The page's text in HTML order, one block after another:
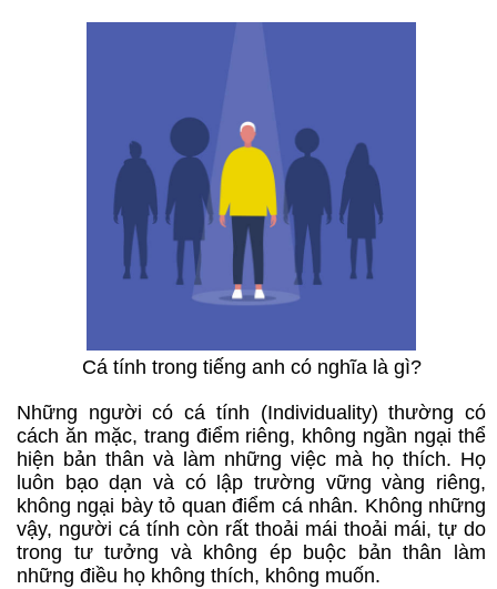
Cá tính trong tiếng anh có nghĩa là gì?
Những người có cá tính (Individuality) thường có
cách ăn mặc, trang điểm riêng, không ngần ngại thể
hiện bản thân và làm những việc mà họ thích. Họ
luôn bạo dạn và có lập trường vững vàng riêng,
không ngại bày tỏ quan điểm cá nhân. Không những
vậy, người cá tính còn rất thoải mái thoải mái, tự do
trong tư tưởng và không ép buộc bản thân làm
những điều họ không thích, không muốn.